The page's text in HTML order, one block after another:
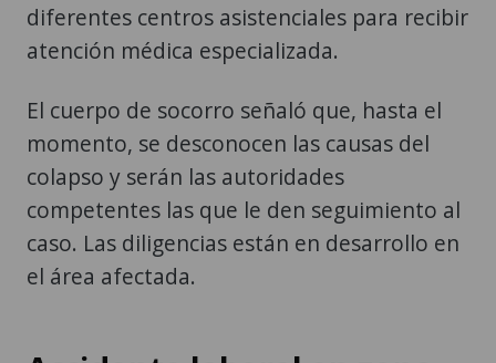
diferentes centros asistenciales para recibir
atención médica especializada.
El cuerpo de socorro señaló que, hasta el
momento, se desconocen las causas del
colapso y serán las autoridades
competentes las que le den seguimiento al
caso. Las diligencias están en desarrollo en
el área afectada.